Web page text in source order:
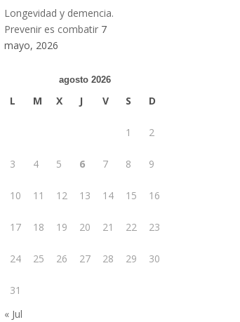
Longevidad y demencia.
Prevenir es combatir 7
mayo, 2026
agosto 2026
L M X J V S D
1 2
3 4 5 6 7 8 9
10 11 12 13 14 15 16
17 18 19 20 21 22 23
24 25 26 27 28 29 30
31
« Jul